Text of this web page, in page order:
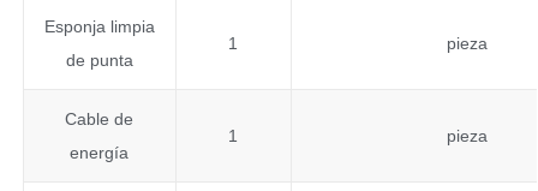
Esponja limpia
de punta
1 pieza
Cable de
energía
1 pieza